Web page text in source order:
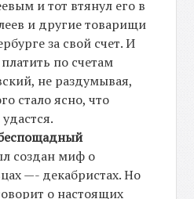
и тот втянул его в
и другие товарищи
за свой счет. И
по счетам
не раздумывая,
стало ясно, что
создан миф о
—- декабристах. Но
о настоящих